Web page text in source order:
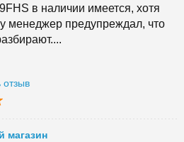
в наличии имеется, хотя
менеджер предупреждал, что
отзыв
магазин